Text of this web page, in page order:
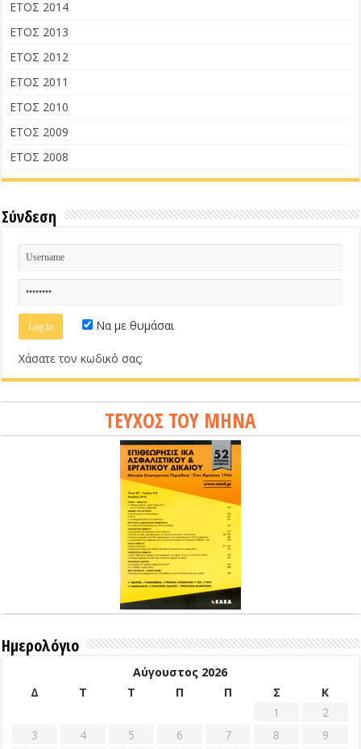
ΕΤΟΣ 2014
ΕΤΟΣ 2013
ΕΤΟΣ 2012
ΕΤΟΣ 2011
ΕΤΟΣ 2010
ΕΤΟΣ 2009
ΕΤΟΣ 2008
Σύνδεση
Να με θυμάσαι
Χάσατε τον κωδικό σας;
ΤΕΥΧΟΣ ΤΟΥ ΜΗΝΑ
Ημερολόγιο
Αύγουστος 2026
Δ
Τ Τ Π Π Σ
Κ
1
2
3
4 5 6 7 8
9